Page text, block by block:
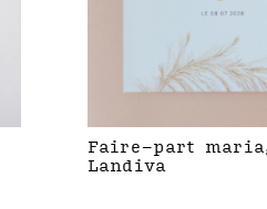
Faire-part
Landiva